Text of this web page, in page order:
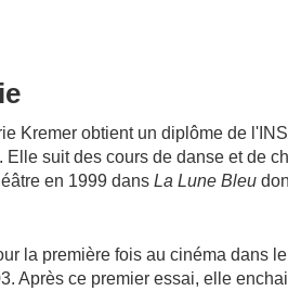
Kremer obtient un diplôme de
Elle suit des cours de danse et de
en 1999 dans La Lune Bleu
la première fois au cinéma dans
Après ce premier essai, elle